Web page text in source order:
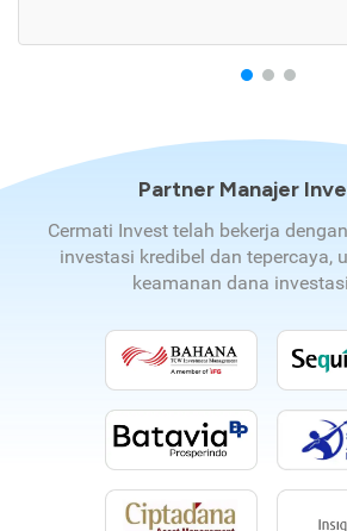
Partner Manajer
Cermati Invest telah bekerja
investasi kredibel dan tepercaya,
keamanan dana